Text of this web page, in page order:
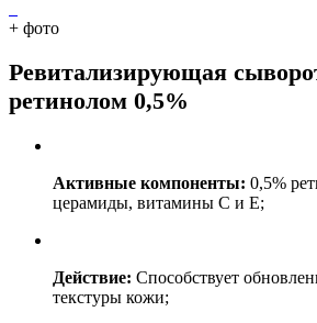
+ фото
Ревитализирующая
ретинолом 0,5%
Активные компоненты: 0,5%
церамиды, витамины С и Е;
Действие: Способствует
текстуры кожи;